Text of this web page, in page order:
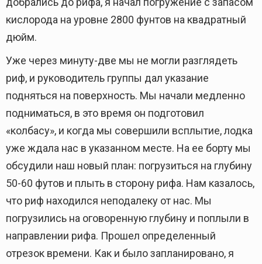
кислорода на уровне 2800 фунтов на квадратный
дюйм.
Уже через минуту-две мы не могли разглядеть
риф, и руководитель группы дал указание
подняться на поверхность. Мы начали медленно
подниматься, в это время он подготовил
«колбасу», и когда мы совершили всплытие, лодка
уже ждала нас в указанном месте. На ее борту мы
обсудили наш новый план: погрузиться на глубину
50-60 футов и плыть в сторону рифа. Нам казалось,
что риф находился неподалеку от нас. Мы
погрузились на оговоренную глубину и поплыли в
направлении рифа. Прошел определенный
отрезок времени. Как и было запланировано, я